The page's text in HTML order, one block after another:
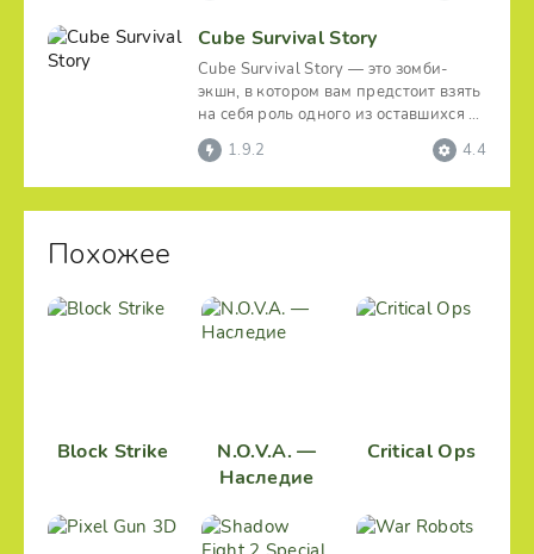
Cube Survival Story
Cube Survival Story — это зомби-
экшн, в котором вам предстоит взять
на себя роль одного из оставшихся в
живых жителей
1.9.2 4.4
Похожее
Block Strike
N.O.V.A. —
Наследие
Critical Ops